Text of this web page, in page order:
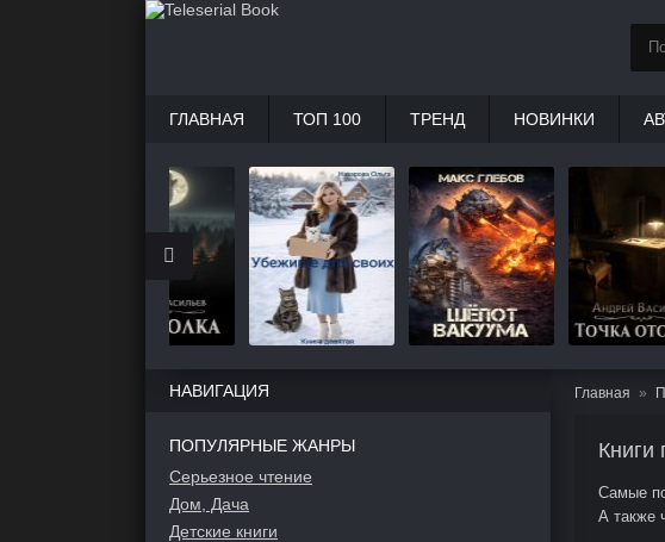
Главная
Книги
Самые
А также
НАВИГАЦИЯ
ПОПУЛЯРНЫЕ ЖАНРЫ
Серьезное чтение
Дом, Дача
Детские книги
ГЛАВНАЯ ТОП 100 ТРЕНД НОВИНКИ